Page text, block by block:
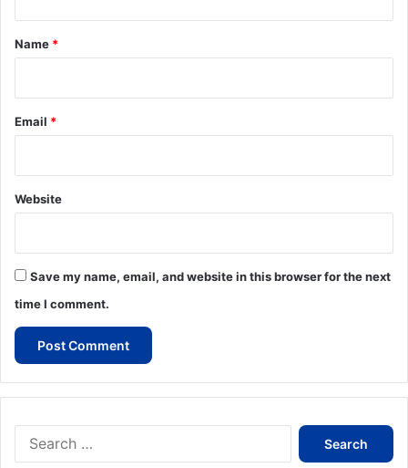
*
Name *
Email *
Website
Save my name, email, and website in this browser for the next
time I comment.
Search